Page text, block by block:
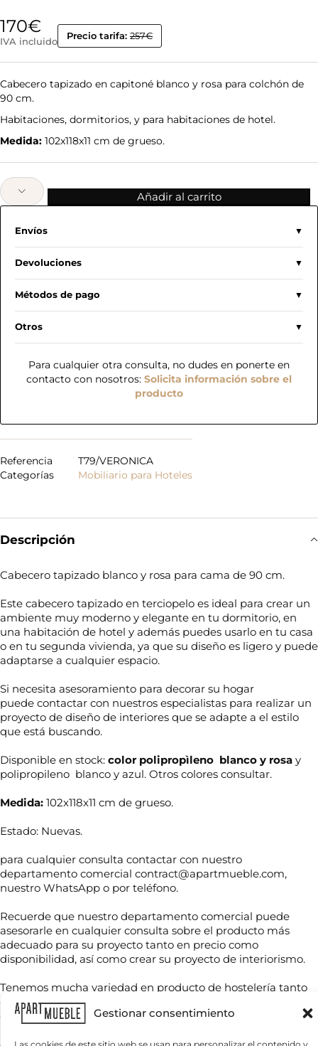
Gestionar consentimiento
170€
IVA incluido Precio tarifa: 257€
Cabecero tapizado en capitoné blanco y rosa para colchón de
90 cm.
Habitaciones, dormitorios, y para habitaciones de hotel.
Medida: 102x118x11 cm de grueso.
Añadir al carrito
Envíos
Devoluciones
Métodos de pago
Otros
Para cualquier otra consulta, no dudes en ponerte en
contacto con nosotros: Solicita información sobre el
producto
Referencia
T79/VERONICA
Categorías
Mobiliario para Hoteles
Descripción
Cabecero tapizado blanco y rosa para cama de 90 cm.
Este cabecero tapizado en terciopelo es ideal para crear un
ambiente muy moderno y elegante en tu dormitorio, en
una habitación de hotel y además puedes usarlo en tu casa
o en tu segunda vivienda, ya que su diseño es ligero y puede
adaptarse a cualquier espacio.
Si necesita asesoramiento para decorar su hogar
puede contactar con nuestros especialistas para realizar un
proyecto de diseño de interiores que se adapte a el estilo
que está buscando.
Disponible en stock: color polipropìleno blanco y rosa y
polipropileno blanco y azul. Otros colores consultar.
Medida: 102x118x11 cm de grueso.
Estado: Nuevas.
para cualquier consulta contactar con nuestro
departamento comercial contract@apartmueble.com,
nuestro WhatsApp o por teléfono.
Recuerde que nuestro departamento comercial puede
asesorarle en cualquier consulta sobre el producto más
adecuado para su proyecto tanto en precio como
disponibilidad, así como crear su proyecto de interiorismo.
Tenemos mucha variedad en producto de hostelería tanto
de importación como nacional, por compra unitaria o de
contenedores.
N
m
b
r
e
*
T
e
é
o
n
C
o
r